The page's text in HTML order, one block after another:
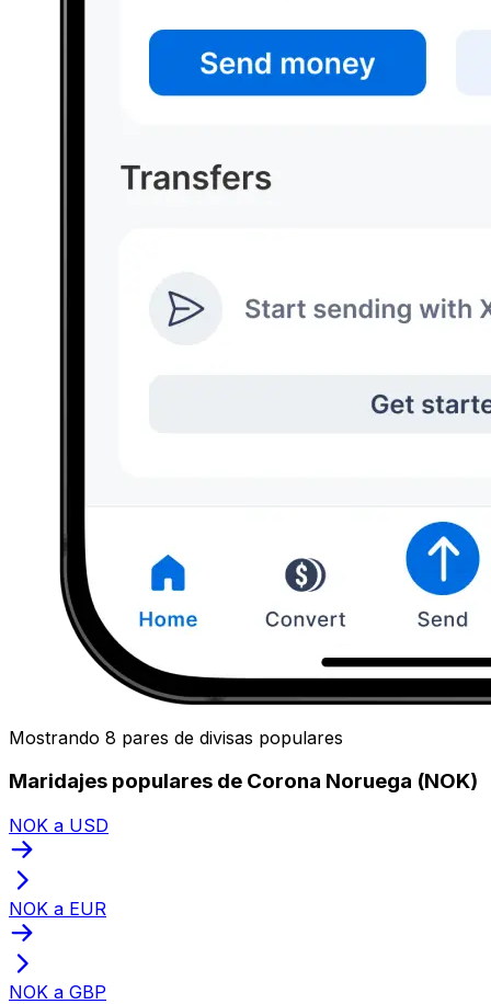
Mostrando 8 pares de divisas populares
Maridajes populares de Corona Noruega (NOK)
NOK a USD
NOK a EUR
NOK a GBP